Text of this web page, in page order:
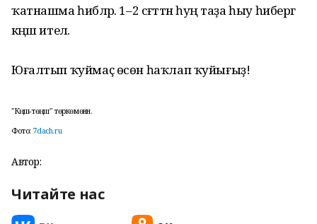
ҡатнашма һибәләр. 1–2 сәғәттән һуң таҙа һыу һибергә
кәңәш ителә.
Юғалтып ҡуймаҫ өсөн һаҡлап ҡуйығыҙ!
"Кәңәш-төңәш" төркөмөнән.
Фото: 7dach.ru
Автор:
Читайте нас